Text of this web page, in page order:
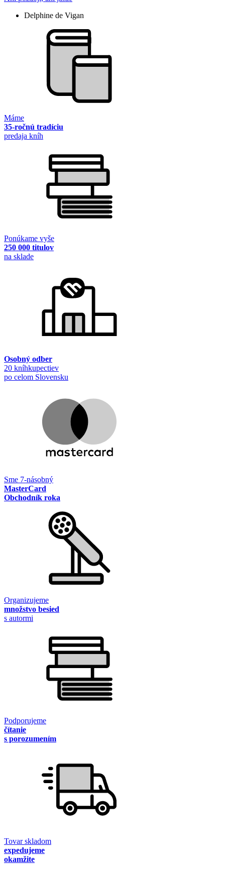
Delphine de Vigan
Máme
35-ročnú tradíciu
predaja kníh
Ponúkame vyše
250 000 titulov
na sklade
Osobný odber
20 kníhkupectiev
po celom Slovensku
Sme 7-násobný
MasterCard
Obchodník roka
Organizujeme
množstvo besied
s autormi
Podporujeme
čítanie
s porozumením
Tovar skladom
expedujeme
okamžite